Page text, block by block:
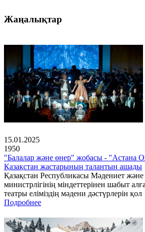
Жаңалықтар
15.01.2025
1950
"Балалар және өнер" жобасы - "Астана
Қазақстан жастарының талантын ашады
Қазақстан Республикасы Мәдениет және
министрлігінің міндеттерінен шабыт
театры еліміздің мәдени дәстүрлерін қол
Подробнее